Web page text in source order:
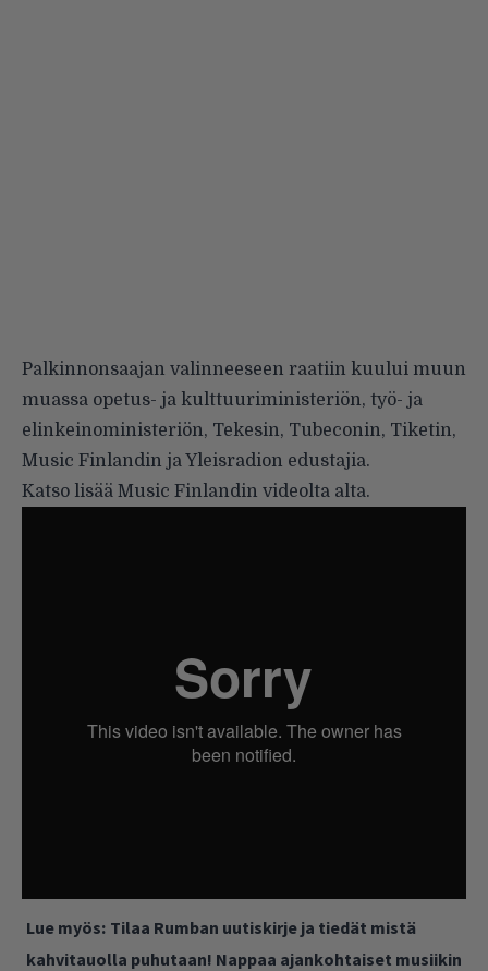
Palkinnonsaajan valinneeseen raatiin kuului muun
muassa opetus- ja kulttuuriministeriön, työ- ja
elinkeinoministeriön, Tekesin, Tubeconin, Tiketin,
Music Finlandin ja Yleisradion edustajia.
Katso lisää Music Finlandin videolta alta.
Lue myös: Tilaa Rumban uutiskirje ja tiedät mistä
kahvitauolla puhutaan! Nappaa ajankohtaiset musiikin